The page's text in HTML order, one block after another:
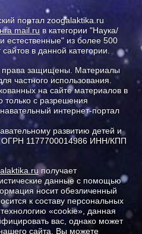
портал zoogalaktika.ru
mail.ru в категории "Наука/
естественные" из более 500
в данной категории.
права защищены. Материалы
частного использования.
на сайте материалов в
только с разрешения
интернет-портал
развитию детей и
ОГРН 1177700014986 ИНН/КПП
получает
данные с помощью
носит обезличенный
к составу персональных
«cookie», данная
вас, однако может
сайта. Вы можете